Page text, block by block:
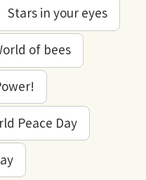
Stars in your eyes
of bees
Peace Day